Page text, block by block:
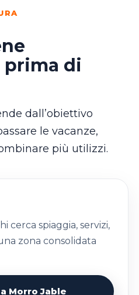
di
dall’obiettivo
le vacanze,
più utilizzi.
cerca spiaggia, servizi,
zona consolidata
Morro Jable